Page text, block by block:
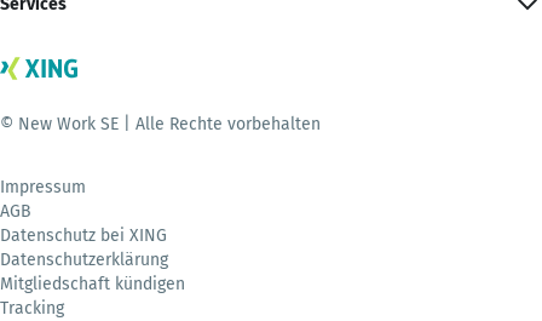
Services
© New Work SE | Alle Rechte vorbehalten
Impressum
AGB
Datenschutz bei XING
Datenschutzerklärung
Mitgliedschaft kündigen
Tracking